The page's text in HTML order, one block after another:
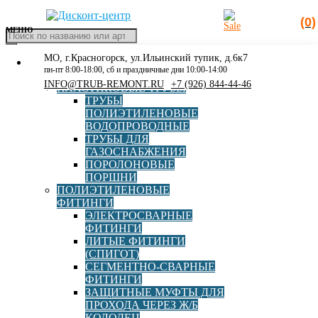
(0)
Поиск
товаров
МЕНЮ
КАТАЛОГ
РАСПРОДАЖА
ПЛАСТИКОВЫЕ ТРУБЫ
ТРУБЫ
ПОЛИЭТИЛЕНОВЫЕ
ВОДОПРОВОДНЫЕ
ТРУБЫ ДЛЯ
ГАЗОСНАБЖЕНИЯ
ПОРОЛОНОВЫЕ
ПОРШНИ
ПОЛИЭТИЛЕНОВЫЕ
ФИТИНГИ
ЭЛЕКТРОСВАРНЫЕ
ФИТИНГИ
ЛИТЫЕ ФИТИНГИ
(СПИГОТ)
СЕГМЕНТНО-СВАРНЫЕ
ФИТИНГИ
ЗАЩИТНЫЕ МУФТЫ ДЛЯ
ПРОХОДА ЧЕРЕЗ Ж/Б
МО, г.Красногорск, ул.Ильинский тупик, д.6к7
пн-пт 8:00-18:00, сб и праздничные дни 10:00-14:00
INFO@TRUB-REMONT.RU +7 (926) 844-44-46
Главная »Каталог» Полиэтиленовые фитинги
Электросварные фитинги»Электросварной отвод ПЭ100
SDR11 45* d63 Elofit
Электросварной отвод ПЭ100
SDR11 45* d63 Elofit
12ECEM063
Бренд Elofit
Страна Италия